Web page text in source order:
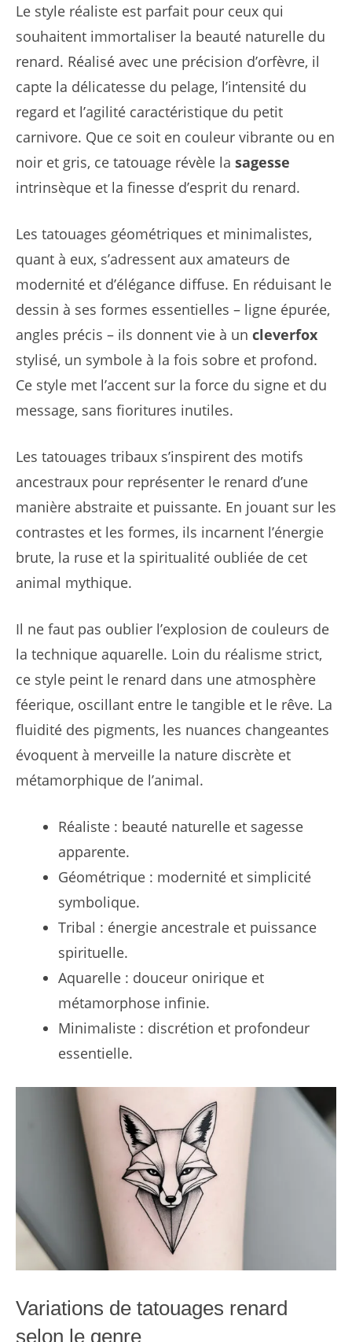
Le style réaliste est parfait pour ceux qui
souhaitent immortaliser la beauté naturelle du
renard. Réalisé avec une précision d’orfèvre, il
capte la délicatesse du pelage, l’intensité du
regard et l’agilité caractéristique du petit
carnivore. Que ce soit en couleur vibrante ou en
noir et gris, ce tatouage révèle la sagesse
intrinsèque et la finesse d’esprit du renard.
Les tatouages géométriques et minimalistes,
quant à eux, s’adressent aux amateurs de
modernité et d’élégance diffuse. En réduisant le
dessin à ses formes essentielles – ligne épurée,
angles précis – ils donnent vie à un cleverfox
stylisé, un symbole à la fois sobre et profond.
Ce style met l’accent sur la force du signe et du
message, sans fioritures inutiles.
Les tatouages tribaux s’inspirent des motifs
ancestraux pour représenter le renard d’une
manière abstraite et puissante. En jouant sur les
contrastes et les formes, ils incarnent l’énergie
brute, la ruse et la spiritualité oubliée de cet
animal mythique.
Il ne faut pas oublier l’explosion de couleurs de
la technique aquarelle. Loin du réalisme strict,
ce style peint le renard dans une atmosphère
féerique, oscillant entre le tangible et le rêve. La
fluidité des pigments, les nuances changeantes
évoquent à merveille la nature discrète et
métamorphique de l’animal.
Réaliste : beauté naturelle et sagesse
apparente.
Géométrique : modernité et simplicité
symbolique.
Tribal : énergie ancestrale et puissance
spirituelle.
Aquarelle : douceur onirique et
métamorphose infinie.
Minimaliste : discrétion et profondeur
essentielle.
Variations de tatouages renard
selon le genre